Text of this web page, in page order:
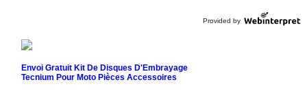
Provided by
Envoi Gratuit Kit De Disques D'Embrayage
Tecnium Pour Moto Pièces Accessoires